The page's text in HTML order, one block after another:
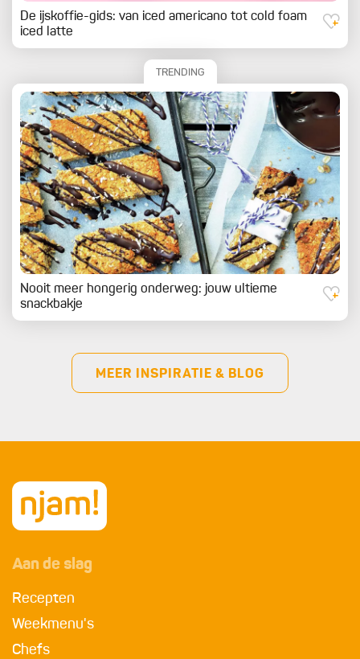
De ijskoffie-gids: van iced americano tot cold foam
iced latte
TRENDING
Nooit meer hongerig onderweg: jouw ultieme
snackbakje
MEER INSPIRATIE & BLOG
Aan de slag
Recepten
Weekmenu's
Chefs